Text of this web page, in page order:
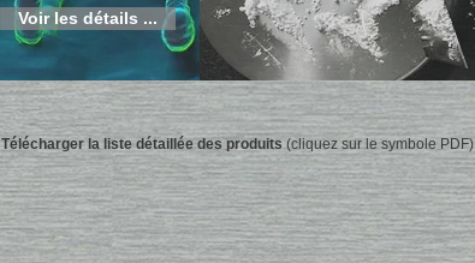
Voir les détails ...
Télécharger la liste détaillée des produits (cliquez sur le symbole PDF)